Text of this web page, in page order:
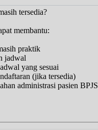
tersedia?
membantu:
praktik
jadwal
yang sesuai
(jika tersedia)
administrasi pasien BPJS